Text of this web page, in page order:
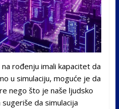
rođenju imali kapacitet da
u simulaciju, moguće je da
nego što je naše ljudsko
da simulacija